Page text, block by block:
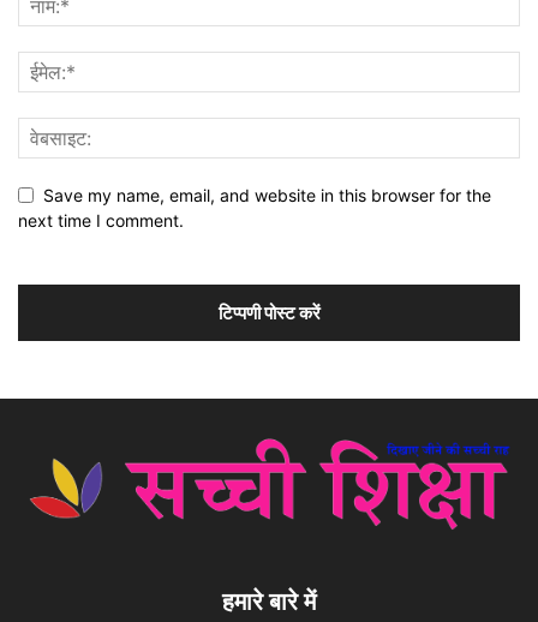
Save my name, email, and website in this browser for the
next time I comment.
हमारे बारे में